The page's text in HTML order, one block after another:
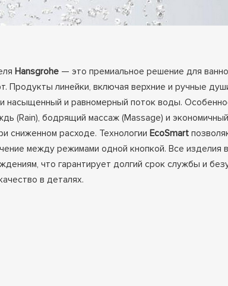
Hansgrohe— это премиальное решение для
Продукты линейки, включая верхние и ручные
и равномерный поток воды.
(Rain), бодрящий массаж (Massage) и
сниженном расходе. Технологии EcoSmart
между режимами одной кнопкой. Все изделия
что гарантирует долгий срок службы и
в деталях.